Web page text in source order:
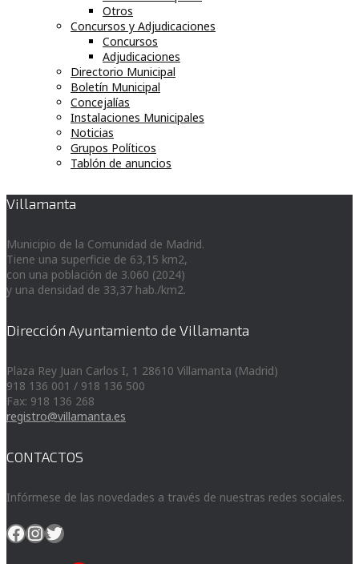
Otros
Concursos y Adjudicaciones
Concursos
Adjudicaciones
Directorio Municipal
Boletín Municipal
Concejalías
Instalaciones Municipales
Noticias
Grupos Políticos
Tablón de anuncios
Villamanta
Municipio de la Comunidad de Madrid.
Tiene una superficie de 63,15 km2,
con una población de 3.060 (2024)
y una densidad de 33,37 hab./km2.
Dirección Ayuntamiento de Villamanta
Plaza Rey Juan Carlos I, 1 28610 Villamanta (Madrid)
918 136 001 / 918 136 500
Fax: 918 136 268
registro@villamanta.es
CONTACTOS
Infórmese de las novedades a través de nuestras redes sociales.
Facebook
Instagram
Twitter